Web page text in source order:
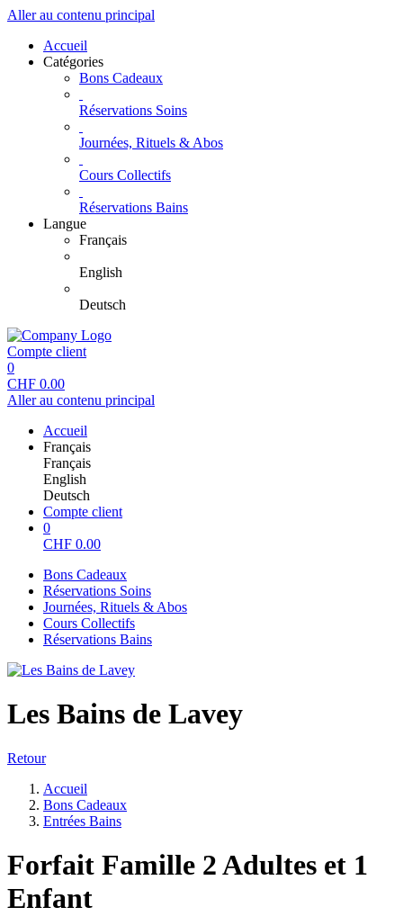
Aller au contenu principal
Accueil
Catégories
Bons Cadeaux
Réservations Soins
Journées, Rituels & Abos
Cours Collectifs
Réservations Bains
Langue
Français
English
Deutsch
Compte client
0
CHF 0.00
Aller au contenu principal
Accueil
Français
Français
English
Deutsch
Compte client
0
CHF 0.00
Bons Cadeaux
Réservations Soins
Journées, Rituels & Abos
Cours Collectifs
Réservations Bains
Les Bains de Lavey
Retour
Accueil
Bons Cadeaux
Entrées Bains
Forfait Famille 2 Adultes et 1
Enfant